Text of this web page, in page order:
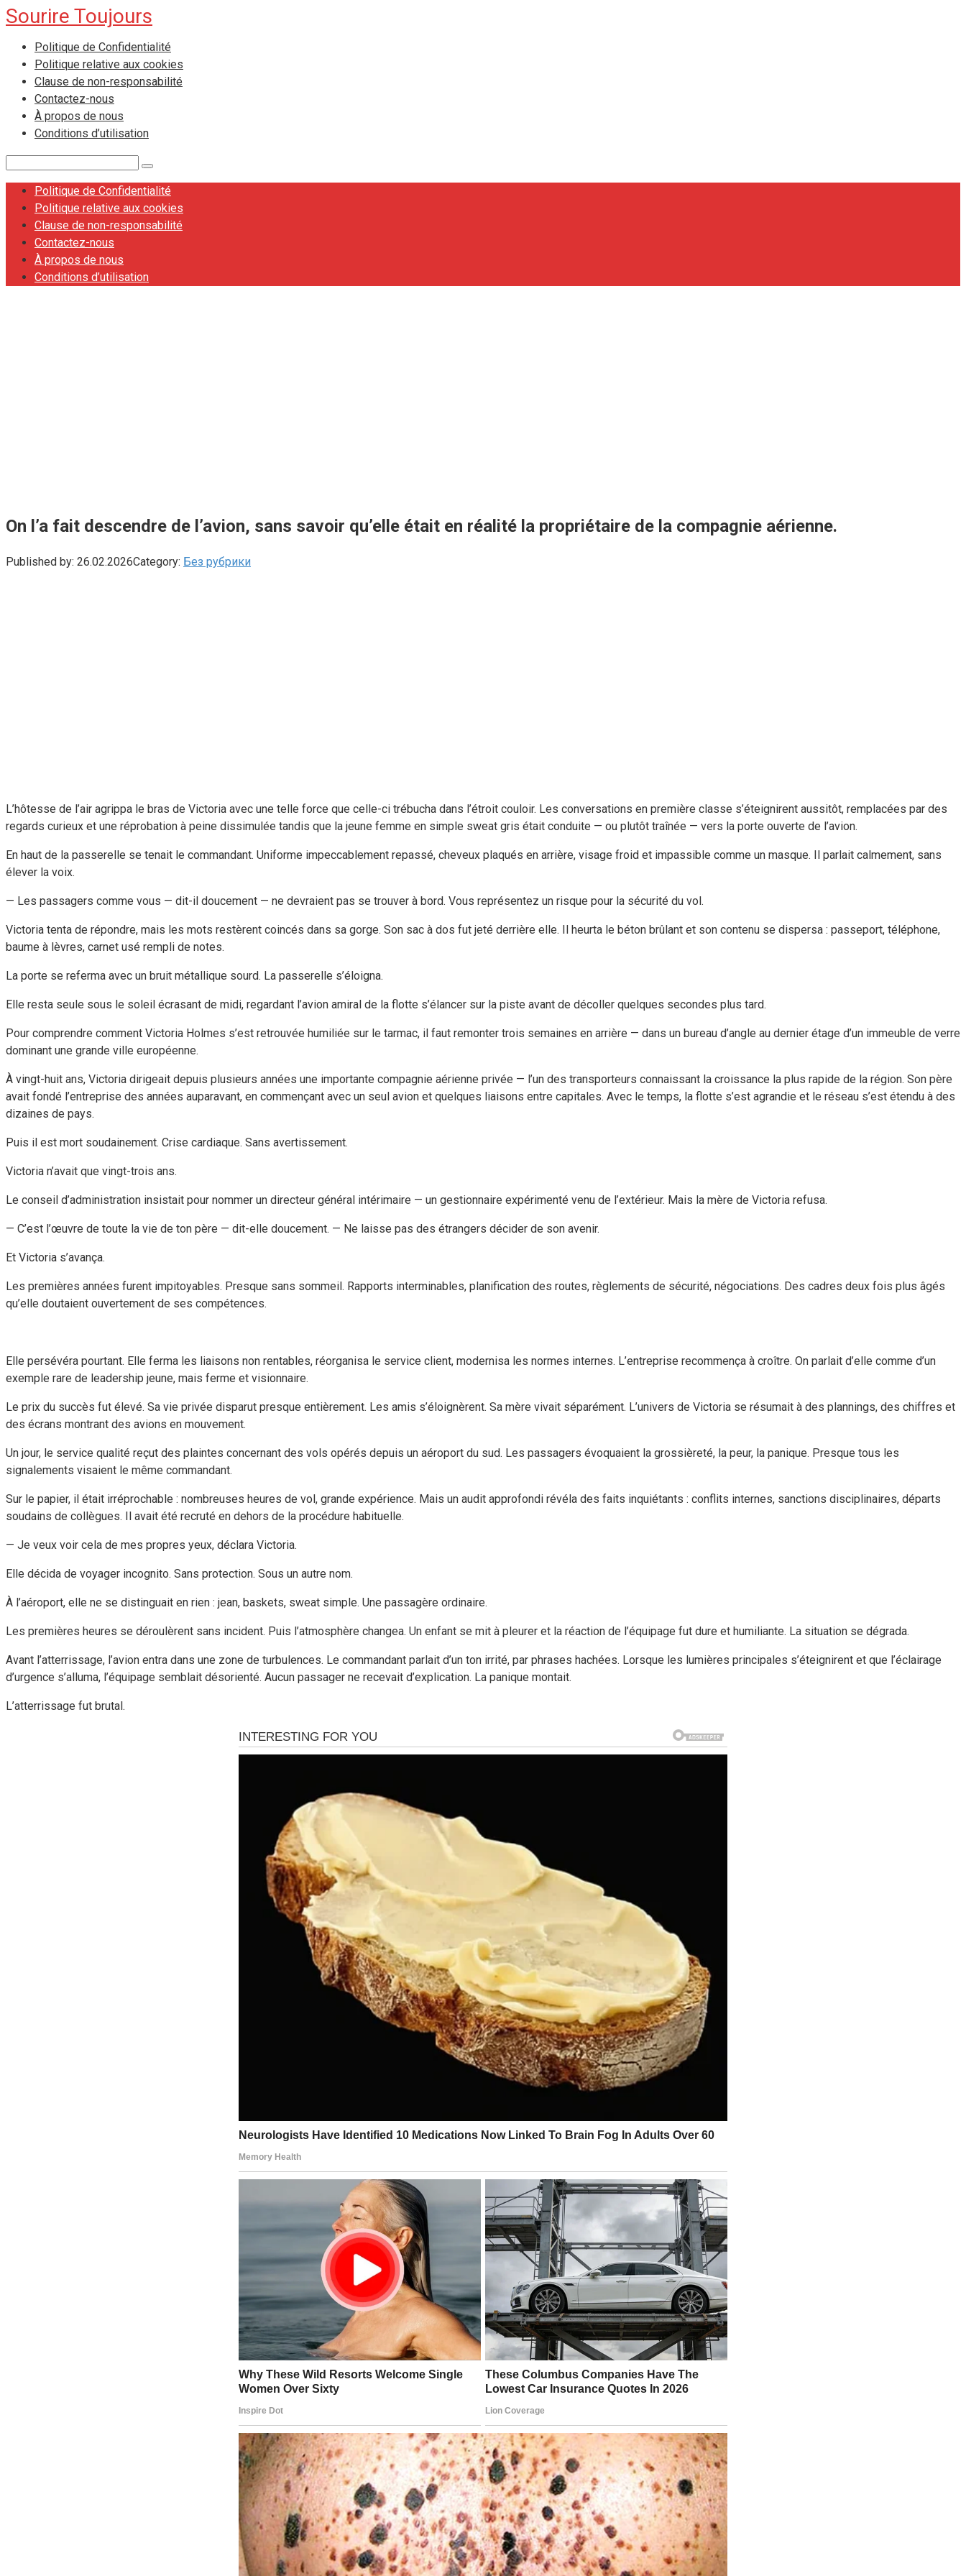
Skip
to
content
Sourire Toujours
Politique de Confidentialité
Politique relative aux cookies
Clause de non-responsabilité
Contactez-nous
À propos de nous
Conditions d’utilisation
Politique de Confidentialité
Politique relative aux cookies
Clause de non-responsabilité
Contactez-nous
À propos de nous
Conditions d’utilisation
On l’a fait descendre de l’avion, sans savoir qu’elle était en réalité la propriétaire de la compagnie aérienne.
Published by: 26.02.2026Category: Без рубрики
L’hôtesse de l’air agrippa le bras de Victoria avec une telle force que celle-ci trébucha dans l’étroit couloir. Les conversations en première classe s’éteignirent aussitôt, remplacées par des
regards curieux et une réprobation à peine dissimulée tandis que la jeune femme en simple sweat gris était conduite — ou plutôt traînée — vers la porte ouverte de l’avion.
En haut de la passerelle se tenait le commandant. Uniforme impeccablement repassé, cheveux plaqués en arrière, visage froid et impassible comme un masque. Il parlait calmement, sans
élever la voix.
— Les passagers comme vous — dit-il doucement — ne devraient pas se trouver à bord. Vous représentez un risque pour la sécurité du vol.
Victoria tenta de répondre, mais les mots restèrent coincés dans sa gorge. Son sac à dos fut jeté derrière elle. Il heurta le béton brûlant et son contenu se dispersa : passeport, téléphone,
baume à lèvres, carnet usé rempli de notes.
La porte se referma avec un bruit métallique sourd. La passerelle s’éloigna.
Elle resta seule sous le soleil écrasant de midi, regardant l’avion amiral de la flotte s’élancer sur la piste avant de décoller quelques secondes plus tard.
Pour comprendre comment Victoria Holmes s’est retrouvée humiliée sur le tarmac, il faut remonter trois semaines en arrière — dans un bureau d’angle au dernier étage d’un immeuble de verre
dominant une grande ville européenne.
À vingt-huit ans, Victoria dirigeait depuis plusieurs années une importante compagnie aérienne privée — l’un des transporteurs connaissant la croissance la plus rapide de la région. Son père
avait fondé l’entreprise des années auparavant, en commençant avec un seul avion et quelques liaisons entre capitales. Avec le temps, la flotte s’est agrandie et le réseau s’est étendu à des
dizaines de pays.
Puis il est mort soudainement. Crise cardiaque. Sans avertissement.
Victoria n’avait que vingt-trois ans.
Le conseil d’administration insistait pour nommer un directeur général intérimaire — un gestionnaire expérimenté venu de l’extérieur. Mais la mère de Victoria refusa.
— C’est l’œuvre de toute la vie de ton père — dit-elle doucement. — Ne laisse pas des étrangers décider de son avenir.
Et Victoria s’avança.
Les premières années furent impitoyables. Presque sans sommeil. Rapports interminables, planification des routes, règlements de sécurité, négociations. Des cadres deux fois plus âgés
qu’elle doutaient ouvertement de ses compétences.
Elle persévéra pourtant. Elle ferma les liaisons non rentables, réorganisa le service client, modernisa les normes internes. L’entreprise recommença à croître. On parlait d’elle comme d’un
exemple rare de leadership jeune, mais ferme et visionnaire.
Le prix du succès fut élevé. Sa vie privée disparut presque entièrement. Les amis s’éloignèrent. Sa mère vivait séparément. L’univers de Victoria se résumait à des plannings, des chiffres et
des écrans montrant des avions en mouvement.
Un jour, le service qualité reçut des plaintes concernant des vols opérés depuis un aéroport du sud. Les passagers évoquaient la grossièreté, la peur, la panique. Presque tous les
signalements visaient le même commandant.
Sur le papier, il était irréprochable : nombreuses heures de vol, grande expérience. Mais un audit approfondi révéla des faits inquiétants : conflits internes, sanctions disciplinaires, départs
soudains de collègues. Il avait été recruté en dehors de la procédure habituelle.
— Je veux voir cela de mes propres yeux, déclara Victoria.
Elle décida de voyager incognito. Sans protection. Sous un autre nom.
À l’aéroport, elle ne se distinguait en rien : jean, baskets, sweat simple. Une passagère ordinaire.
Les premières heures se déroulèrent sans incident. Puis l’atmosphère changea. Un enfant se mit à pleurer et la réaction de l’équipage fut dure et humiliante. La situation se dégrada.
Avant l’atterrissage, l’avion entra dans une zone de turbulences. Le commandant parlait d’un ton irrité, par phrases hachées. Lorsque les lumières principales s’éteignirent et que l’éclairage
d’urgence s’alluma, l’équipage semblait désorienté. Aucun passager ne recevait d’explication. La panique montait.
L’atterrissage fut brutal.